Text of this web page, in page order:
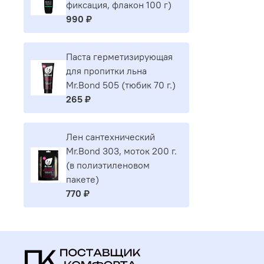
фиксация, флакон 100 г)
990 ₽
Паста герметизирующая
для пропитки льна
Mr.Bond 505 (тюбик 70 г.)
265 ₽
Лен сантехнический
Mr.Bond 303, моток 200 г.
(в полиэтиленовом
пакете)
770 ₽